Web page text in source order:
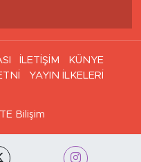
İLETİŞİM
KÜNYE
YAYIN İLKELERİ
TE Bilişim